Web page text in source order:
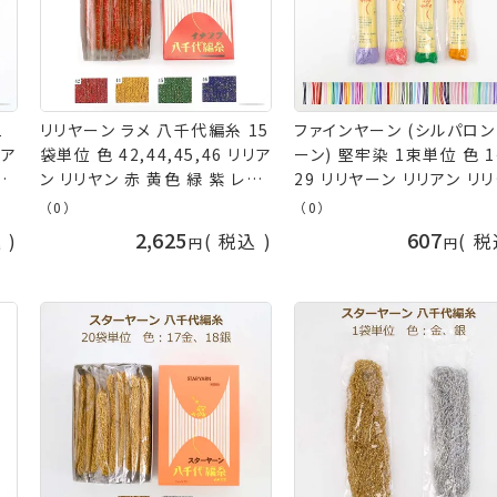
リリヤーン ラメ 八千代編糸 15
袋単位 色 42,44,45,46 リリア
ン リリヤン 赤 黄色 緑 紫 レッ
ド イエロー グリーン パープル
金 ニッチング 手まり タッセル
イナズマ 手芸の山久
（0）
2,625 税込
ファインヤーン (シルパロ
ーン) 堅牢染 1束単位 色
29 リリヤーン リリアン リ
黒 白 赤 ピンク 黄色 緑
オレンジ 紫 ベージュ 茶
色 ブラック ホワイト レッ
ング 手まり タッセル イナ
ネコポス可 手芸の山久
（0）
607